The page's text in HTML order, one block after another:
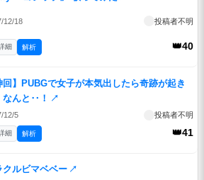
12/18 投稿者不明
👑40
細 解析
回】PUBGで女子が本気出したら奇跡が起き
なんと‥！
↗
12/5 投稿者不明
👑41
細 解析
クルビマベベー ↗